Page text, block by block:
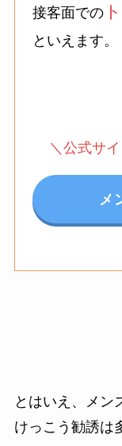
接客面での
といえます。
＼公式サ
メ
とはいえ、メン
けっこう勧誘は